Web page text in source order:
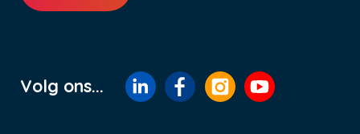
Volg ons...